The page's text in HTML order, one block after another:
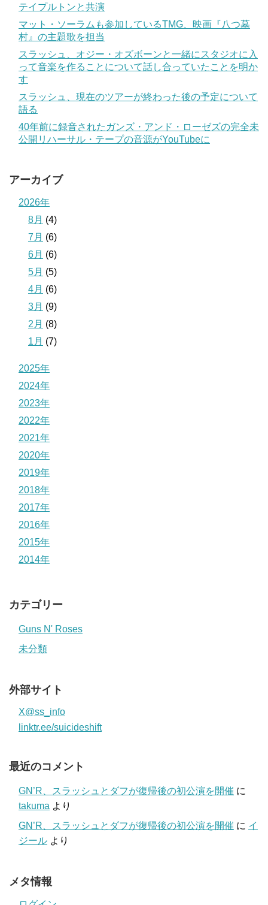
テイプルトンと共演
マット・ソーラムも参加しているTMG、映画『八つ墓
村』の主題歌を担当
スラッシュ、オジー・オズボーンと一緒にスタジオに入
って音楽を作ることについて話し合っていたことを明か
す
スラッシュ、現在のツアーが終わった後の予定について
語る
40年前に録音されたガンズ・アンド・ローゼズの完全未
公開リハーサル・テープの音源がYouTubeに
アーカイブ
2026年
8月 (4)
7月 (6)
6月 (6)
5月 (5)
4月 (6)
3月 (9)
2月 (8)
1月 (7)
2025年
2024年
2023年
2022年
2021年
2020年
2019年
2018年
2017年
2016年
2015年
2014年
カテゴリー
Guns N' Roses
未分類
外部サイト
X@ss_info
linktr.ee/suicideshift
最近のコメント
GN’R、スラッシュとダフが復帰後の初公演を開催 に
takuma より
GN’R、スラッシュとダフが復帰後の初公演を開催 に イ
ジール より
メタ情報